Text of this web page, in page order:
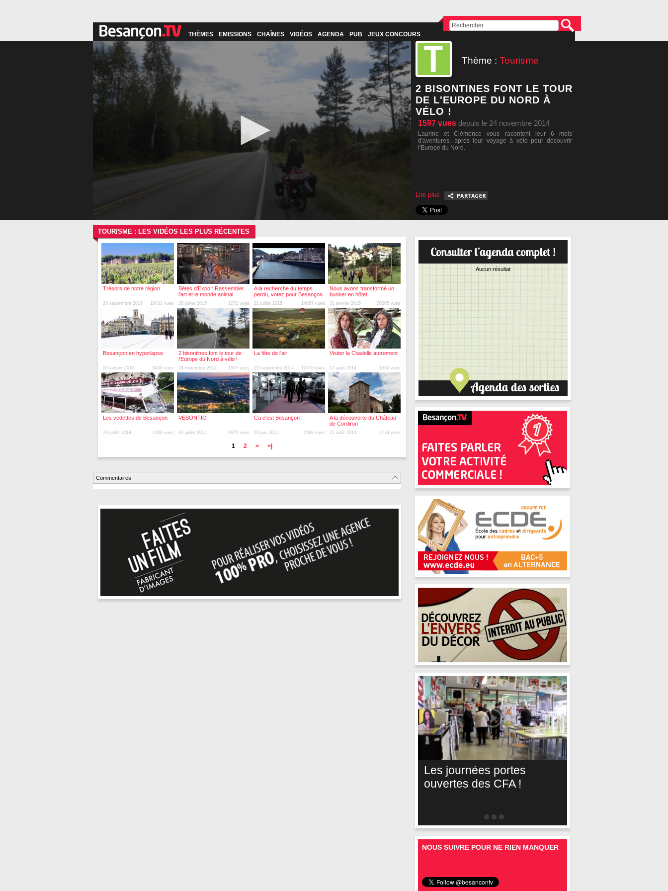
THÈMES EMISSIONS CHAÎNES VIDÉOS AGENDA PUB JEUX CONCOURS
Thème : Tourisme
2 BISONTINES FONT LE TOUR
DE L'EUROPE DU NORD À
VÉLO !
1597 vues depuis le 24 novembre 2014
Laurine et Clémence vous racontent leur 6 mois
d'aventures, après leur voyage à vélo pour découvrir
l'Europe du Nord.
Lire plus
TOURISME : LES VIDÉOS LES PLUS RÉCENTES
Trésors de notre région
28 septembre 2016 18431 vues
Bêtes d'Expo : Rassembler
l'art et le monde animal
28 juillet 2015 1272 vues
A la recherche du temps
perdu, votez pour Besançon
!21 juillet 2015 14867 vues
Nous avons transformé un
bunker en hôtel
31 janvier 2015 20365 vues
Besançon en hyperlapse
06 janvier 2015 9459 vues
2 bisontines font le tour de
l'Europe du Nord à vélo !
24 novembre 2014 1597 vues
La fête de l'air
23 septembre 2014 10710 vues
Visiter la Citadelle autrement
12 août 2014 1530 vues
Les vedettes de Besançon
29 juillet 2014 1306 vues
VESONTIO
02 juillet 2014 3675 vues
Ca c'est Besançon !
03 juin 2014 3589 vues
A la découverte du Château
de Cordiron
21 août 2013 2174 vues
1 2 > >|
Commentaires
Aucun résultat
Les journées portes
ouvertes des CFA !
NOUS SUIVRE POUR NE RIEN MANQUER